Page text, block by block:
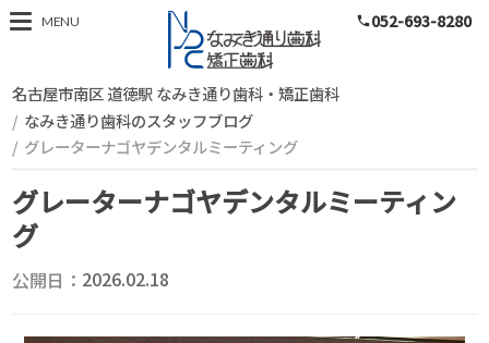
スタッフブログ
MENU phone052-693-8280
名古屋市南区 道徳駅 なみき通り歯科・矯正歯科
なみき通り歯科のスタッフブログ
グレーターナゴヤデンタルミーティング
グレーターナゴヤデンタルミーティン
グ
公開日： 2026.02.18